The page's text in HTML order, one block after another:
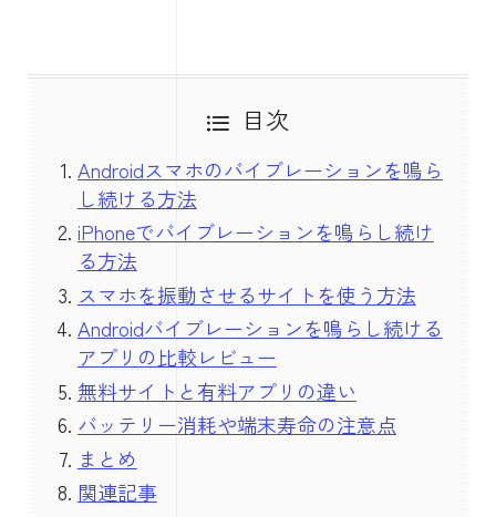
目次
Androidスマホのバイブレーションを鳴ら
し続ける方法
iPhoneでバイブレーションを鳴らし続け
る方法
スマホを振動させるサイトを使う方法
Androidバイブレーションを鳴らし続ける
アプリの比較レビュー
無料サイトと有料アプリの違い
バッテリー消耗や端末寿命の注意点
まとめ
関連記事